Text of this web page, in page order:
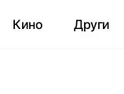
Кино Други